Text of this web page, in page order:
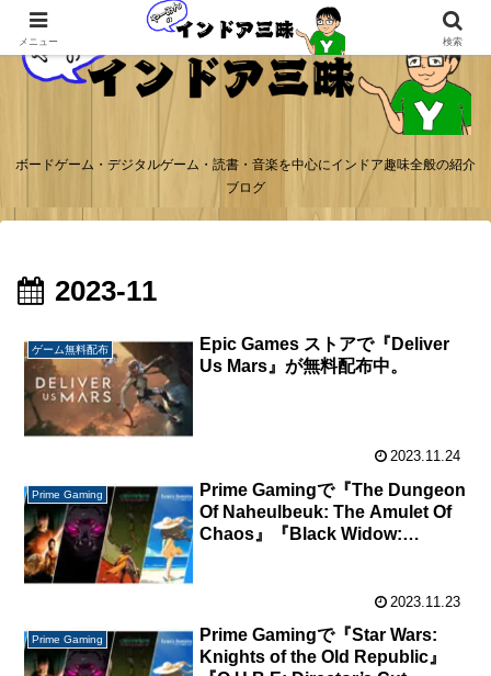
ボードゲーム・デジタルゲーム・読書・音楽を中心にインドア趣味全般の紹介
ブログ
2023-11
ゲーム無料配布
Epic Games ストアで『Deliver
Us Mars』が無料配布中。
2023.11.24
Prime Gaming
Prime Gamingで『The Dungeon
Of Naheulbeuk: The Amulet Of
Chaos』『Black Widow:
2023.11.23
Prime Gaming
Prime Gamingで『Star Wars:
Knights of the Old Republic』
メニュー 検索